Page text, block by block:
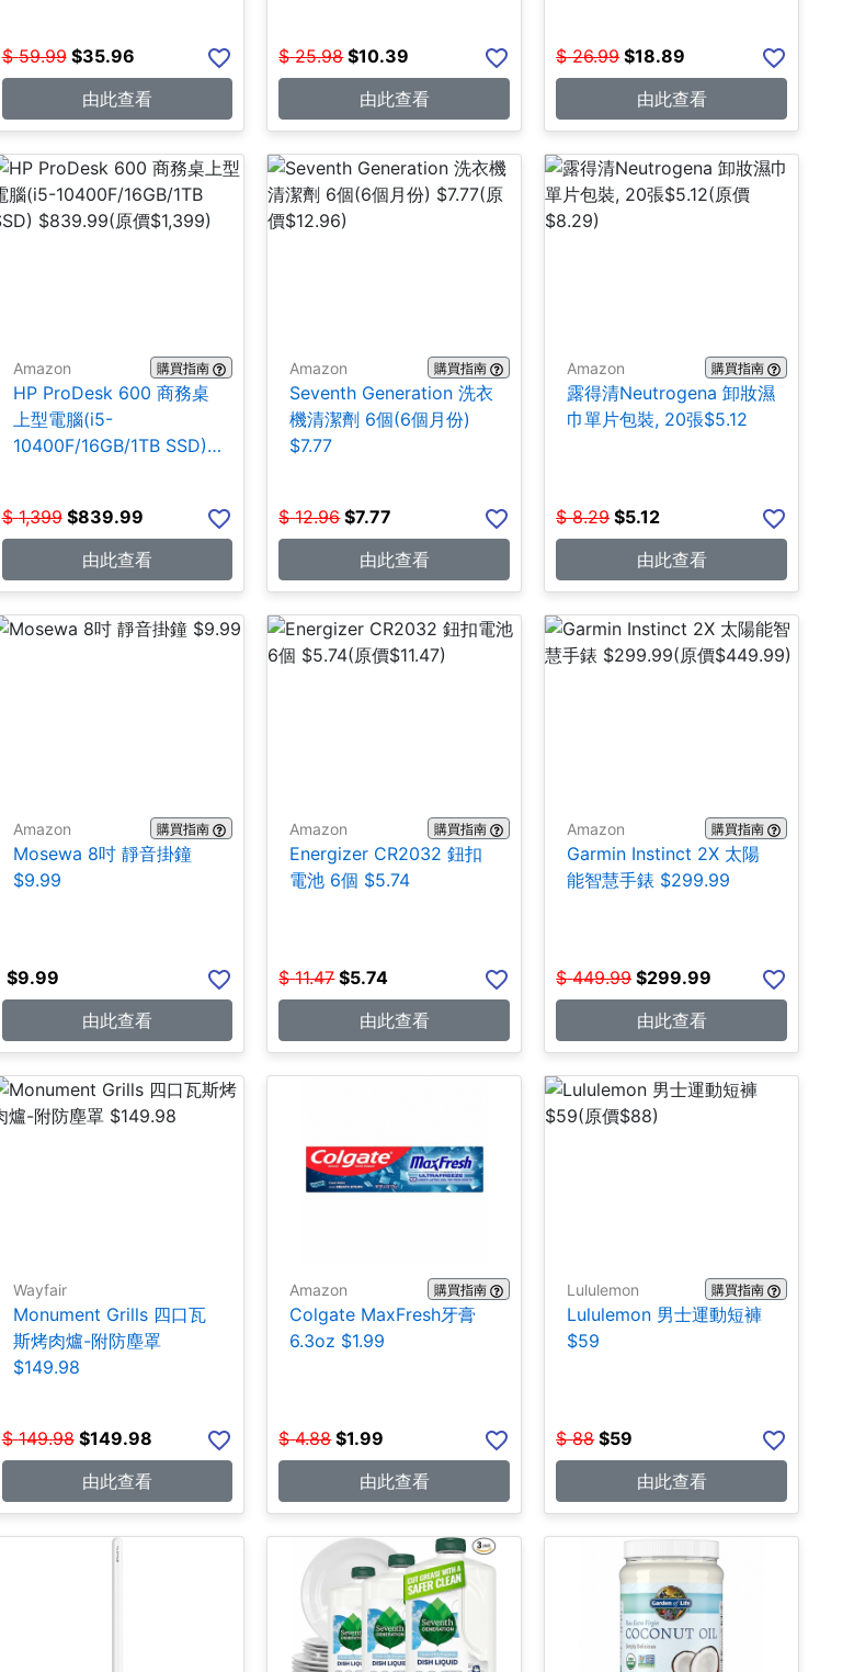
$ 59.99 $35.96
由此查看
$ 25.98 $10.39
由此查看
$ 26.99 $18.89
由此查看
Amazon 購買指南
HP ProDesk 600 商務桌
上型電腦(i5-
10400F/16GB/1TB SSD)
$ 1,399 $839.99
由此查看
Amazon 購買指南
Seventh Generation 洗衣
機清潔劑 6個(6個月份)
$7.77
$ 12.96 $7.77
由此查看
Amazon 購買指南
露得清Neutrogena 卸妝濕
巾單片包裝, 20張$5.12
$ 8.29 $5.12
由此查看
Amazon 購買指南
Mosewa 8吋 靜音掛鐘
$9.99
$9.99
由此查看
Amazon 購買指南
Energizer CR2032 鈕扣
電池 6個 $5.74
$ 11.47 $5.74
由此查看
Amazon 購買指南
Garmin Instinct 2X 太陽
能智慧手錶 $299.99
$ 449.99 $299.99
由此查看
Wayfair
Monument Grills 四口瓦
斯烤肉爐-附防塵罩
$149.98
$ 149.98 $149.98
由此查看
Amazon 購買指南
Colgate MaxFresh牙膏
6.3oz $1.99
$ 4.88 $1.99
由此查看
Lululemon 購買指南
Lululemon 男士運動短褲
$59
$ 88 $59
由此查看